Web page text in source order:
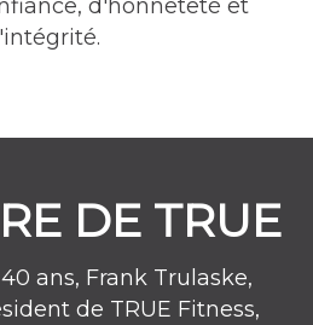
d'honnêteté et
DE TRUE
ans, Frank Trulaske,
de TRUE Fitness,